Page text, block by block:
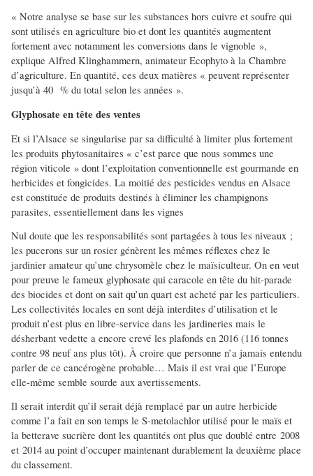
« Notre analyse se base sur les substances hors cuivre et soufre qui
sont utilisés en agriculture bio et dont les quantités augmentent
fortement avec notamment les conversions dans le vignoble »,
explique Alfred Klinghammern, animateur Ecophyto à la Chambre
d’agriculture. En quantité, ces deux matières « peuvent représenter
jusqu’à 40 % du total selon les années ».
Glyphosate en tête des ventes
Et si l’Alsace se singularise par sa difficulté à limiter plus fortement
les produits phytosanitaires « c’est parce que nous sommes une
région viticole » dont l’exploitation conventionnelle est gourmande en
herbicides et fongicides. La moitié des pesticides vendus en Alsace
est constituée de produits destinés à éliminer les champignons
parasites, essentiellement dans les vignes
Nul doute que les responsabilités sont partagées à tous les niveaux ;
les pucerons sur un rosier génèrent les mêmes réflexes chez le
jardinier amateur qu’une chrysomèle chez le maïsiculteur. On en veut
pour preuve le fameux glyphosate qui caracole en tête du hit-parade
des biocides et dont on sait qu’un quart est acheté par les particuliers.
Les collectivités locales en sont déjà interdites d’utilisation et le
produit n’est plus en libre-service dans les jardineries mais le
désherbant vedette a encore crevé les plafonds en 2016 (116 tonnes
contre 98 neuf ans plus tôt). À croire que personne n’a jamais entendu
parler de ce cancérogène probable… Mais il est vrai que l’Europe
elle-même semble sourde aux avertissements.
Il serait interdit qu’il serait déjà remplacé par un autre herbicide
comme l’a fait en son temps le S-metolachlor utilisé pour le maïs et
la betterave sucrière dont les quantités ont plus que doublé entre 2008
et 2014 au point d’occuper maintenant durablement la deuxième place
du classement.